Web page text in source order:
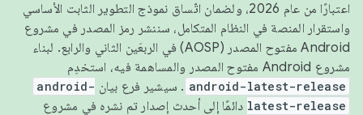
اعتبارًا من عام 2026، ولضمان اتّساق نموذج التطوير الثابت الأساسي
واستقرار المنصة في النظام المتكامل، سننشر رمز المصدر في مشروع
Android مفتوح المصدر (AOSP) في الربعَين الثاني والرابع. لبناء
مشروع Android مفتوح المصدر والمساهمة فيه، استخدِم
android-latest-release . سيشير فرع بيان android-
latest-release دائمًا إلى أحدث إصدار تم نشره في مشروع